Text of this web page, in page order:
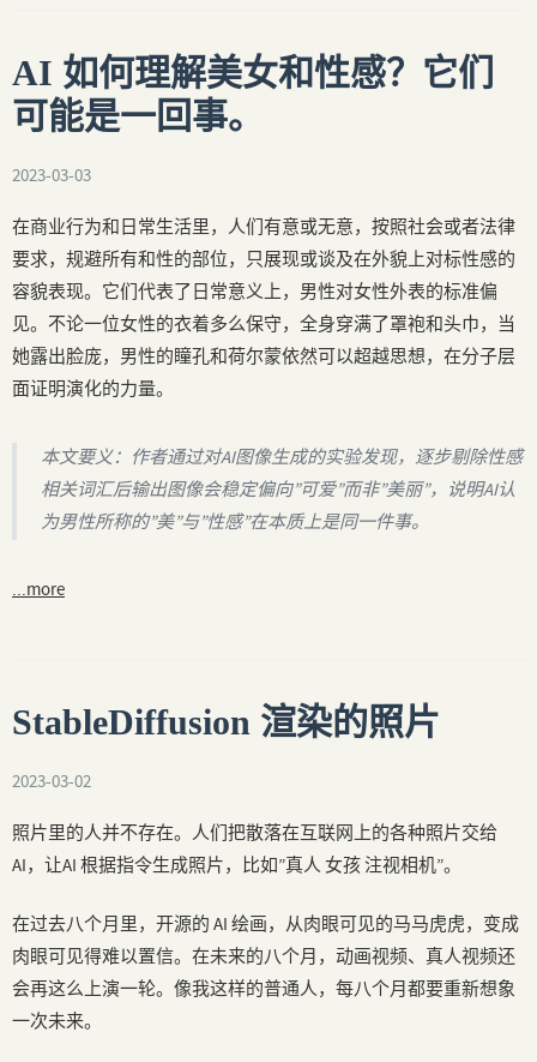
AI 如何理解美女和性感？它们
可能是一回事。
2023-03-03
在商业行为和日常生活里，人们有意或无意，按照社会或者法律
要求，规避所有和性的部位，只展现或谈及在外貌上对标性感的
容貌表现。它们代表了日常意义上，男性对女性外表的标准偏
见。不论一位女性的衣着多么保守，全身穿满了罩袍和头巾，当
她露出脸庞，男性的瞳孔和荷尔蒙依然可以超越思想，在分子层
面证明演化的力量。
本文要义：作者通过对AI图像生成的实验发现，逐步剔除性感
相关词汇后输出图像会稳定偏向”可爱”而非”美丽”，说明AI认
为男性所称的”美”与”性感”在本质上是同一件事。
...more
StableDiffusion 渲染的照片
2023-03-02
照片里的人并不存在。人们把散落在互联网上的各种照片交给
AI，让AI 根据指令生成照片，比如”真人 女孩 注视相机”。
在过去八个月里，开源的 AI 绘画，从肉眼可见的马马虎虎，变成
肉眼可见得难以置信。在未来的八个月，动画视频、真人视频还
会再这么上演一轮。像我这样的普通人，每八个月都要重新想象
一次未来。